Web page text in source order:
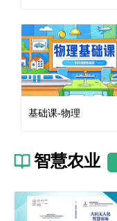
基础课-物理
智慧农业